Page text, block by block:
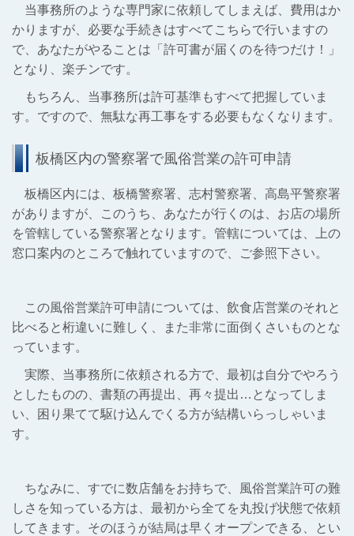
当事務所のような専門家に依頼してしまえば、費用はか
かりますが、必要な手続きはすべてこちらで行いますの
で、あなたがやることは「許可書が届くのを待つだけ！」
となり、楽チンです。
もちろん、当事務所は許可基準もすべて把握していま
す。ですので、無駄な再工事をする必要もなくなります。
板橋区内の警察署で風俗営業の許可申請
板橋区内には、板橋警察署、志村警察署、高島平警察署
がありますが、このうち、あなたが行くのは、お店の場所
を管轄している警察署となります。管轄については、上の
窓口案内のところで触れていますので、ご参照下さい。
この風俗営業許可申請については、飲食店営業のそれと
比べると桁違いに難しく、また非常に面倒くさいものとな
っています。
実際、当事務所に依頼される方で、最初は自分でやろう
としたものの、書類の再提出、再々提出…となってしま
い、困り果てて駆け込んでくる方が結構いらっしゃいま
す。
ちなみに、すでに数店舗をお持ちで、風俗営業許可の難
しさを知っている方は、最初から全てを丸投げ状態で依頼
してきます。そのほうが結局は早くオープンできる、とい